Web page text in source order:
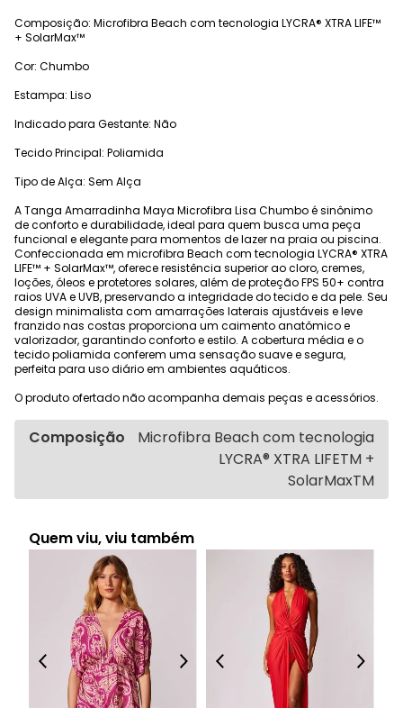
Composição: Microfibra Beach com tecnologia LYCRA® XTRA LIFE™
+ SolarMax™
Cor: Chumbo
Estampa: Liso
Indicado para Gestante: Não
Tecido Principal: Poliamida
Tipo de Alça: Sem Alça
A Tanga Amarradinha Maya Microfibra Lisa Chumbo é sinônimo
de conforto e durabilidade, ideal para quem busca uma peça
funcional e elegante para momentos de lazer na praia ou piscina.
Confeccionada em microfibra Beach com tecnologia LYCRA® XTRA
LIFE™ + SolarMax™, oferece resistência superior ao cloro, cremes,
loções, óleos e protetores solares, além de proteção FPS 50+ contra
raios UVA e UVB, preservando a integridade do tecido e da pele. Seu
design minimalista com amarrações laterais ajustáveis e leve
franzido nas costas proporciona um caimento anatômico e
valorizador, garantindo conforto e estilo. A cobertura média e o
tecido poliamida conferem uma sensação suave e segura,
perfeita para uso diário em ambientes aquáticos.
O produto ofertado não acompanha demais peças e acessórios.
Composição
Microfibra Beach com tecnologia
LYCRA® XTRA LIFETM +
SolarMaxTM
Quem viu, viu também